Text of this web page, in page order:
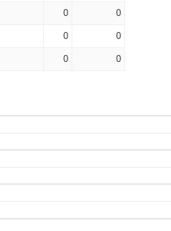
0 0
0 0
0 0